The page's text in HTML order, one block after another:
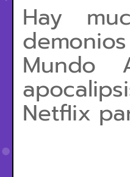
Hay
Mundo
Netflix